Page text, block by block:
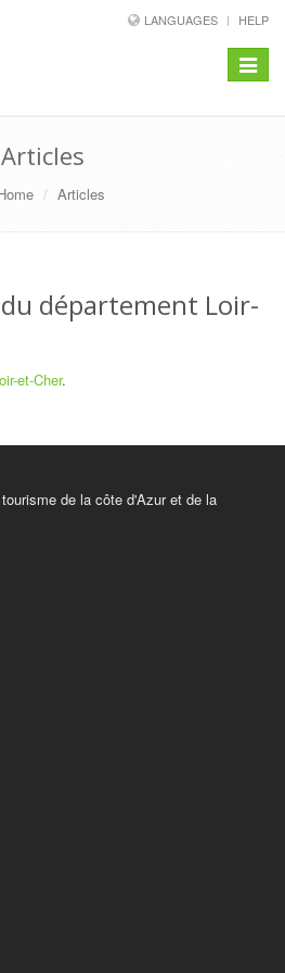
LANGUAGES HELP
Toggle
Articles
Articles
département Loir-
et-Cher.
de la côte d'Azur et de la